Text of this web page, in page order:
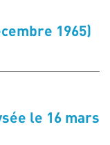
1965)
le 16 mars